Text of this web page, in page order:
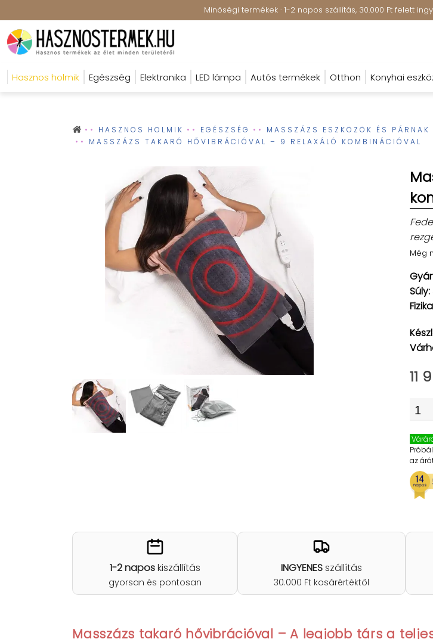
Minőségi termékek · 1-2 napos szállítás, 30.000 Ft felett
Hasznos holmik Egészség Elektronika LED lámpa Autós termékek Otthon Konyhai
HASZNOS HOLMIK EGÉSZSÉG
MASSZÁZS ESZKÖZÖK ÉS PÁRNAK
MASSZÁZS TAKARÓ HŐVIBRÁCIÓVAL – 9 RELAXÁLÓ KOMBINÁCIÓVAL
Még
Súly:
11
az
1-2 naposkiszállítás
gyorsan és pontosan
INGYENESszállítás
30.000 Ft kosárértéktől
Masszázs takaró hővibrációval – A legjobb társ a